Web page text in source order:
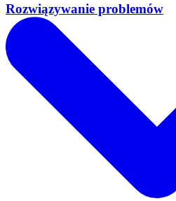
Rozwiązywanie problemów